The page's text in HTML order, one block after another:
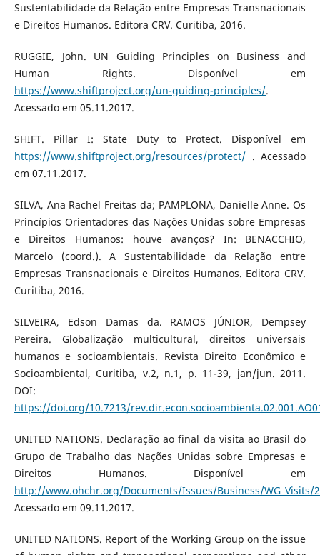
Sustentabilidade da Relação entre Empresas Transnacionais
e Direitos Humanos. Editora CRV. Curitiba, 2016.
RUGGIE, John. UN Guiding Principles on Business and
Human Rights. Disponível em
https://www.shiftproject.org/un-guiding-principles/.
Acessado em 05.11.2017.
SHIFT. Pillar I: State Duty to Protect. Disponível em
https://www.shiftproject.org/resources/protect/. Acessado
em 07.11.2017.
SILVA, Ana Rachel Freitas da; PAMPLONA, Danielle Anne. Os
Princípios Orientadores das Nações Unidas sobre Empresas
e Direitos Humanos: houve avanços? In: BENACCHIO,
Marcelo (coord.). A Sustentabilidade da Relação entre
Empresas Transnacionais e Direitos Humanos. Editora CRV.
Curitiba, 2016.
SILVEIRA, Edson Damas da. RAMOS JÚNIOR, Dempsey
Pereira. Globalização multicultural, direitos universais
humanos e socioambientais. Revista Direito Econômico e
Socioambiental, Curitiba, v.2, n.1, p. 11-39, jan/jun. 2011.
DOI:
https://doi.org/10.7213/
UNITED NATIONS. Declaração ao final da visita ao Brasil do
Grupo de Trabalho das Nações Unidas sobre Empresas e
Direitos Humanos. Disponível em
http://www.ohchr.org/Documents/Issues/Business/WG_Visits/
Acessado em 09.11.2017.
UNITED NATIONS. Report of the Working Group on the issue